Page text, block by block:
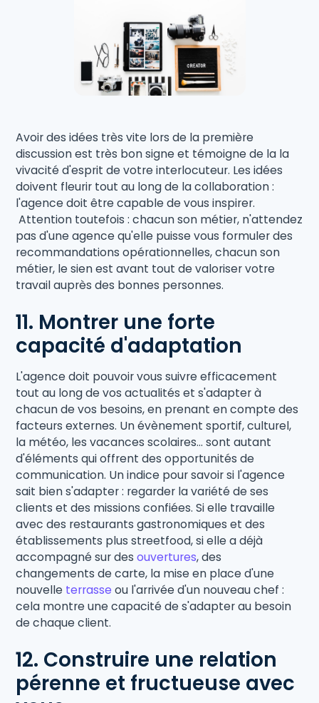
Avoir des idées très vite lors de la première
discussion est très bon signe et témoigne de la la
vivacité d'esprit de votre interlocuteur. Les idées
doivent fleurir tout au long de la collaboration :
l'agence doit être capable de vous inspirer.
Attention toutefois : chacun son métier, n'attendez
pas d'une agence qu'elle puisse vous formuler des
recommandations opérationnelles, chacun son
métier, le sien est avant tout de valoriser votre
travail auprès des bonnes personnes.
11. Montrer une forte
capacité d'adaptation
L'agence doit pouvoir vous suivre efficacement
tout au long de vos actualités et s'adapter à
chacun de vos besoins, en prenant en compte des
facteurs externes. Un évènement sportif, culturel,
la météo, les vacances scolaires... sont autant
d'éléments qui offrent des opportunités de
communication. Un indice pour savoir si l'agence
sait bien s'adapter : regarder la variété de ses
clients et des missions confiées. Si elle travaille
avec des restaurants gastronomiques et des
établissements plus streetfood, si elle a déjà
accompagné sur desouvertures, des
changements de carte, la mise en place d'une
nouvelle terrasse ou l'arrivée d'un nouveau chef :
cela montre une capacité de s'adapter au besoin
de chaque client.
12. Construire une relation
pérenne et fructueuse avec